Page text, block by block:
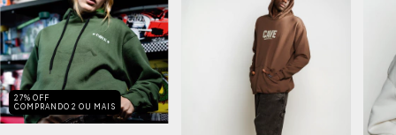
27% OFF
COMPRANDO 2 OU MAIS